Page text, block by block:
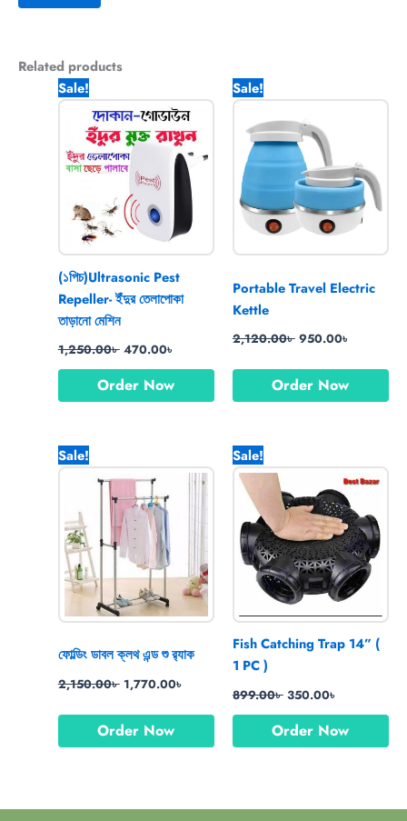
Related products
Sale!
(১পিচ)Ultrasonic Pest
Repeller- ইঁদুর তেলাপোকা
তাড়ানো মেশিন
1,250.00৳
price
was:
1,250.00৳ .
470.00৳
price
is:
470.00৳ .
Order Now
Sale!
Portable Travel Electric
Kettle
2,120.00৳
price
2,120.00৳ .
950.00৳
price
Order Now
Sale!
ফোল্ডিং ডাবল ক্লথ এন্ড শু র‍্যাক
2,150.00৳
price
was:
2,150.00৳ .
1,770.00৳
price
is:
1,770.00৳ .
Order Now
Sale!
Fish Catching Trap 14” (
1 PC )
899.00৳
price
899.00৳ .
350.00৳
price
is:
350.00৳ .
Order Now